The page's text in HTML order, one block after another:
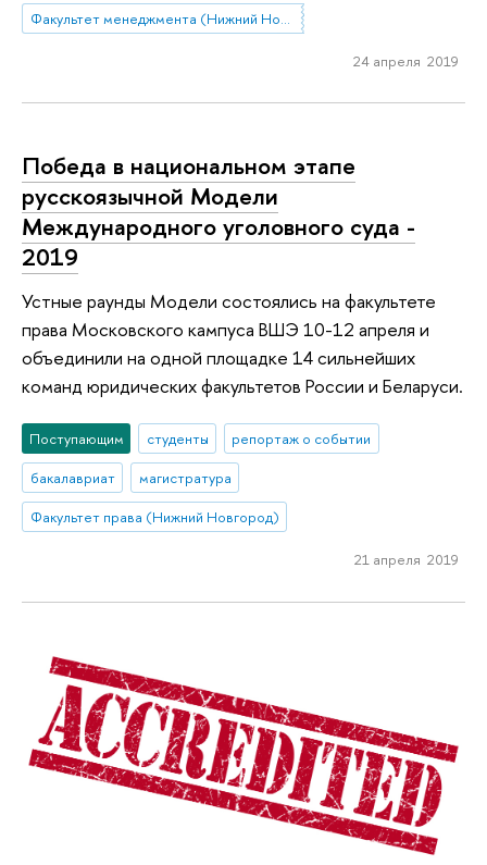
Факультет менеджмента (Нижний Новгород)
24 апреля 2019
Победа в национальном этапе
русскоязычной Модели
Международного уголовного суда -
2019
Устные раунды Модели состоялись на факультете
права Московского кампуса ВШЭ 10-12 апреля и
объединили на одной площадке 14 сильнейших
команд юридических факультетов России и Беларуси.
Поступающим студенты
репортаж о событии
бакалавриат
магистратура
Факультет права (Нижний Новгород)
21 апреля 2019